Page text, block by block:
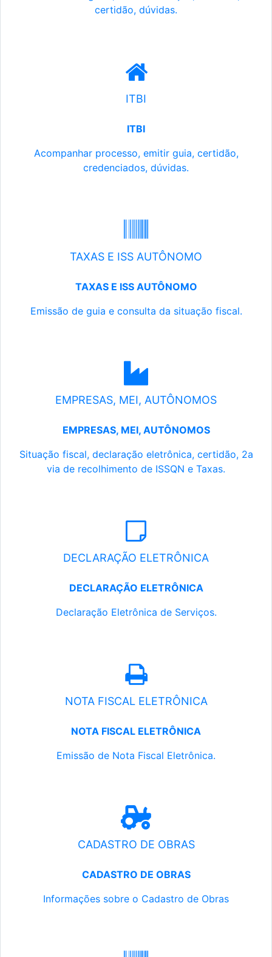
certidão, dúvidas.
ITBI
ITBI
Acompanhar processo, emitir guia, certidão,
credenciados, dúvidas.
TAXAS E ISS AUTÔNOMO
TAXAS E ISS AUTÔNOMO
Emissão de guia e consulta da situação fiscal.
EMPRESAS, MEI, AUTÔNOMOS
EMPRESAS, MEI, AUTÔNOMOS
Situação fiscal, declaração eletrônica, certidão, 2a
via de recolhimento de ISSQN e Taxas.
DECLARAÇÃO ELETRÔNICA
DECLARAÇÃO ELETRÔNICA
Declaração Eletrônica de Serviços.
NOTA FISCAL ELETRÔNICA
NOTA FISCAL ELETRÔNICA
Emissão de Nota Fiscal Eletrônica.
CADASTRO DE OBRAS
CADASTRO DE OBRAS
Informações sobre o Cadastro de Obras